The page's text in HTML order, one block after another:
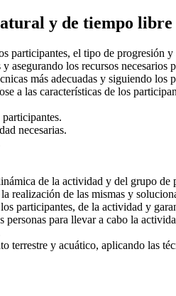
y de tiempo libre
participantes, el tipo de progresión
los recursos necesarios
más adecuadas y siguiendo los
a las características de los
necesarias.
de la actividad y del grupo de
realización de las mismas y
participantes, de la actividad y
personas para llevar a cabo la
y acuático, aplicando las